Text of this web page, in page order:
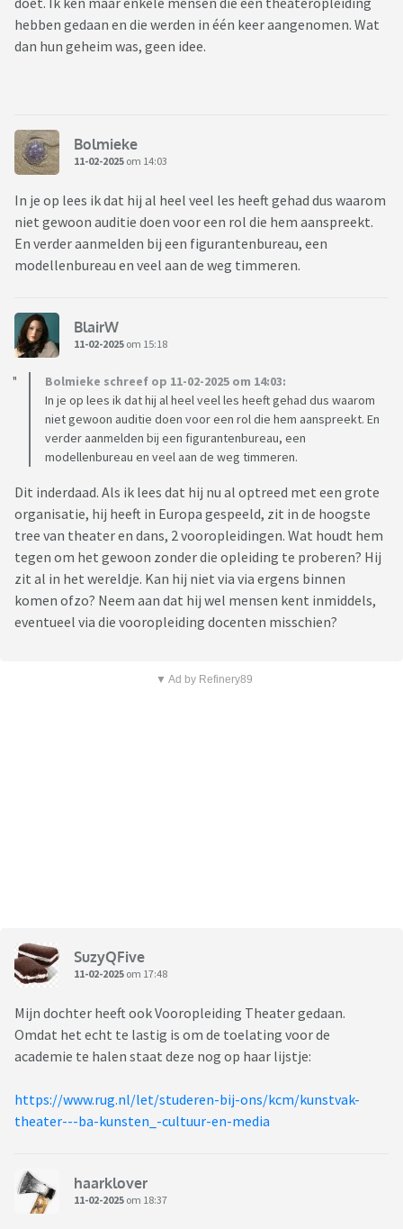
hebben gedaan en die werden in één keer aangenomen. Wat
dan hun geheim was, geen idee.
Bolmieke
11-02-2025 om 14:03
In je op lees ik dat hij al heel veel les heeft gehad dus waarom
niet gewoon auditie doen voor een rol die hem aanspreekt.
En verder aanmelden bij een figurantenbureau, een
modellenbureau en veel aan de weg timmeren.
BlairW
11-02-2025 om 15:18
Bolmieke schreef op 11-02-2025 om 14:03:
In je op lees ik dat hij al heel veel les heeft gehad dus waarom
niet gewoon auditie doen voor een rol die hem aanspreekt. En
verder aanmelden bij een figurantenbureau, een
modellenbureau en veel aan de weg timmeren.
Dit inderdaad. Als ik lees dat hij nu al optreed met een grote
organisatie, hij heeft in Europa gespeeld, zit in de hoogste
tree van theater en dans, 2 vooropleidingen. Wat houdt hem
tegen om het gewoon zonder die opleiding te proberen? Hij
zit al in het wereldje. Kan hij niet via via ergens binnen
komen ofzo? Neem aan dat hij wel mensen kent inmiddels,
eventueel via die vooropleiding docenten misschien?
▼ Ad by Refinery89
SuzyQFive
11-02-2025 om 17:48
Mijn dochter heeft ook Vooropleiding Theater gedaan.
Omdat het echt te lastig is om de toelating voor de
academie te halen staat deze nog op haar lijstje:
https://www.rug.nl/let/studeren-bij-ons/kcm/kunstvak-
theater---ba-kunsten_-cultuur-en-media
haarklover
11-02-2025 om 18:37